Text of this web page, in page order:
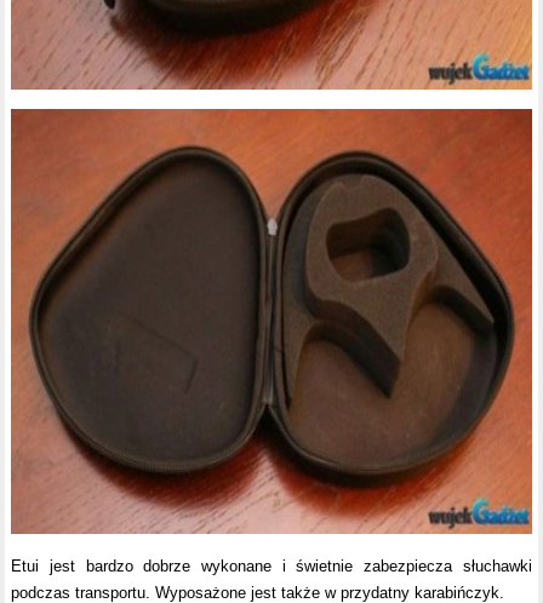
Etui jest bardzo dobrze wykonane i świetnie zabezpiecza słuchawki
podczas transportu. Wyposażone jest także w przydatny karabińczyk.